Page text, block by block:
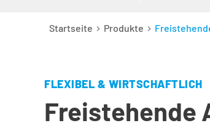
Startseite Produkte
FLEXIBEL & WIRTSCHAFTLICH
Freistehende